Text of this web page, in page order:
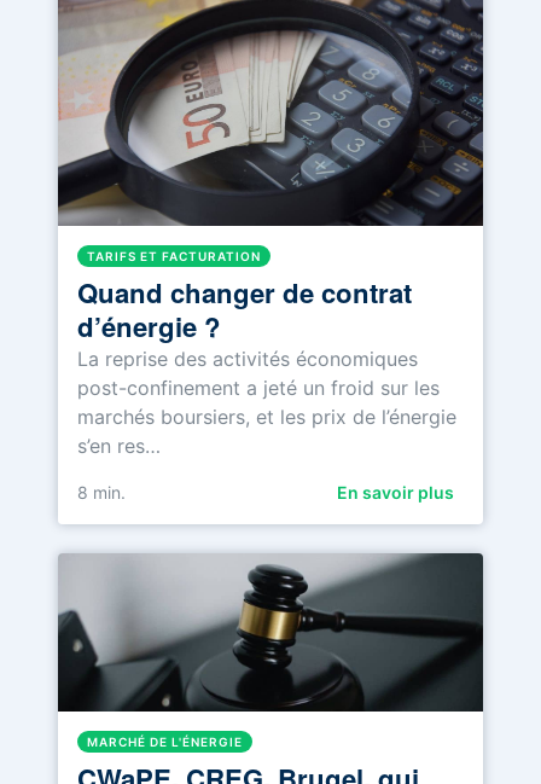
TARIFS ET FACTURATION
Quand changer de contrat
d’énergie ?
La reprise des activités économiques
post-confinement a jeté un froid sur les
marchés boursiers, et les prix de l’énergie
s’en res…
8 min. En savoir plus
MARCHÉ DE L'ÉNERGIE